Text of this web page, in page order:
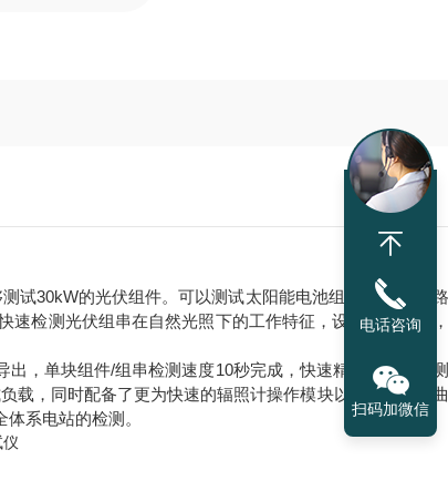
试30kW的光伏组件。可以测试太阳能电池组件/方阵的开
检测光伏组串在自然光照下的⼯作特征，设备操作简单
，单块组件/组串检测速度10秒完成，快速精准全⾯的检
载，同时配备了更为快速的辐照计操作模块以及对应的IV
系电站的检测。
电话咨询
扫码加微信